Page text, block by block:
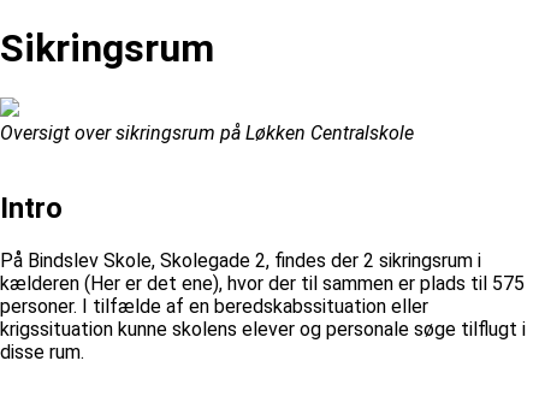
Sikringsrum
Oversigt over sikringsrum på Løkken Centralskole
Intro
På Bindslev Skole, Skolegade 2, findes der 2 sikringsrum i
kælderen (Her er det ene), hvor der til sammen er plads til 575
personer. I tilfælde af en beredskabssituation eller
krigssituation kunne skolens elever og personale søge tilflugt i
disse rum.